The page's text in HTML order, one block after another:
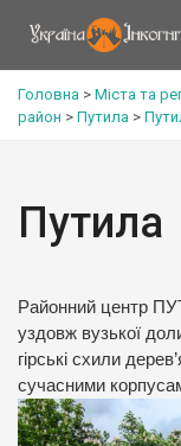
Головна > Міста та
район > Путила >
Путила
Районний центр
уздовж вузької
гірські схили
сучасними